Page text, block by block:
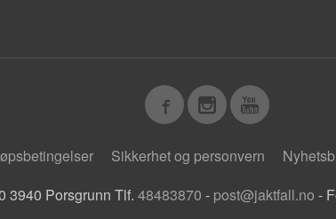
Sikkerhet og personvern
3940 Porsgrunn Tlf. 48483870 - post@jaktfall.no -